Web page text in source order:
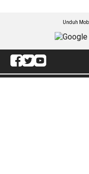
Unduh